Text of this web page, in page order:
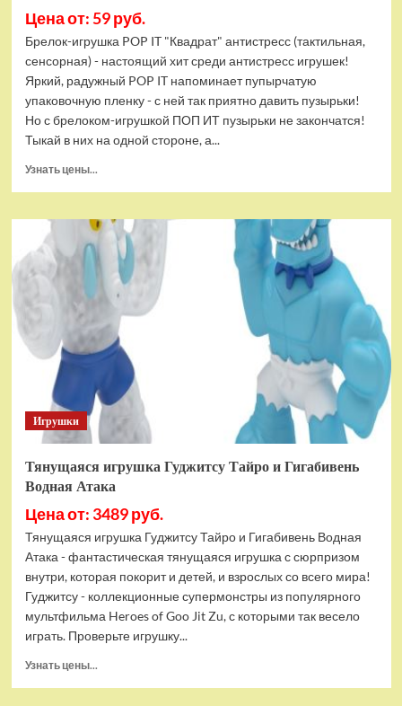
Цена от: 59 руб.
Брелок-игрушка POP IT "Квадрат" антистресс (тактильная,
сенсорная) - настоящий хит среди антистресс игрушек!
Яркий, радужный POP IT напоминает пупырчатую
упаковочную пленку - с ней так приятно давить пузырьки!
Но с брелоком-игрушкой ПОП ИТ пузырьки не закончатся!
Тыкай в них на одной стороне, а...
Узнать цены...
Брелок-
игрушка
POP
Квадрат
антистресс
(тактильная,
сенсорная)
Игрушки
Тянущаяся игрушка Гуджитсу Тайро и Гигабивень
Водная Атака
Цена от: 3489 руб.
Тянущаяся игрушка Гуджитсу Тайро и Гигабивень Водная
Атака - фантастическая тянущаяся игрушка с сюрпризом
внутри, которая покорит и детей, и взрослых со всего мира!
Гуджитсу - коллекционные супермонстры из популярного
мультфильма Heroes of Goo Jit Zu, с которыми так весело
играть. Проверьте игрушку...
Узнать цены...